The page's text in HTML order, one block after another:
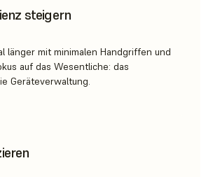
steigern
länger mit minimalen Handgriffen und
auf das Wesentliche: das
Geräteverwaltung.